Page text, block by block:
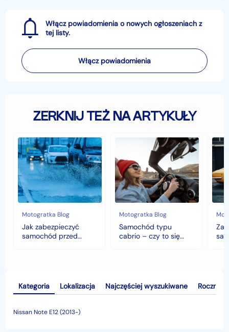
Włącz powiadomienia o nowych ogłoszeniach z
tej listy.
Włącz powiadomienia
ZERKNIJ TEŻ NA ARTYKUŁY
Jak
zabezpieczyć
samochód
przed
jesiennymi
chłodami
i
deszczem?
Motogratka Blog
Jak zabezpieczyć
samochód przed
Samochód
cabrio
–
czy
to
się
opłaca
w
polskim
klimacie?
Motogratka Blog
Samochód typu
cabrio – czy to się
czyli
Kategoria
Nissan Note E12 (2013-)
Lokalizacja Najczęściej wyszukiwane Rocznik